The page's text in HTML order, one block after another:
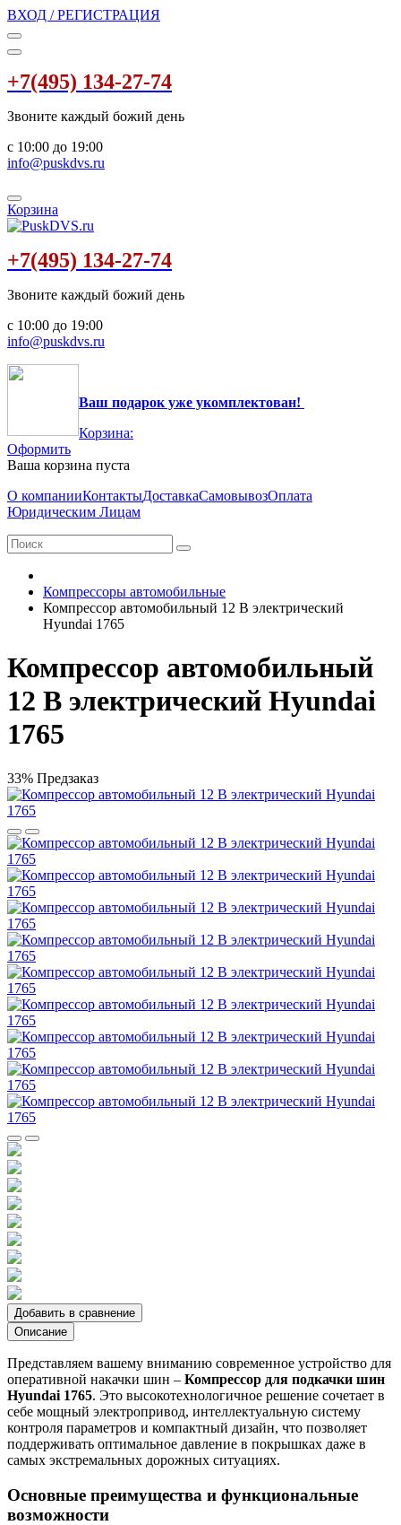
ВХОД / РЕГИСТРАЦИЯ
+7(495) 134-27-74
Звоните каждый божий день
с 10:00 до 19:00
info@puskdvs.ru
Корзина
+7(495) 134-27-74
Звоните каждый божий день
с 10:00 до 19:00
info@puskdvs.ru
Ваш подарок уже укомплектован!
Корзина:
Оформить
Ваша корзина пуста
О компанииКонтактыДоставкаСамовывозОплата
Юридическим Лицам
Компрессоры автомобильные
Компрессор автомобильный 12 В электрический
Hyundai 1765
Компрессор автомобильный
12 В электрический Hyundai
1765
33% Предзаказ
Добавить в сравнение
Описание
Представляем вашему вниманию современное устройство для
оперативной накачки шин – Компрессор для подкачки шин
Hyundai 1765. Это высокотехнологичное решение сочетает в
себе мощный электропривод, интеллектуальную систему
контроля параметров и компактный дизайн, что позволяет
поддерживать оптимальное давление в покрышках даже в
самых экстремальных дорожных ситуациях.
Основные преимущества и функциональные
возможности